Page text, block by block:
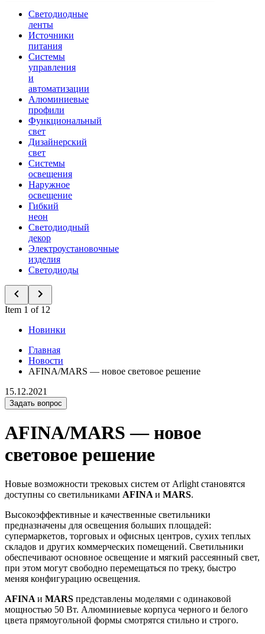
Светодиодные
ленты
Источники
питания
Системы
управления
и
автоматизации
Алюминиевые
профили
Функциональный
свет
Дизайнерский
свет
Системы
освещения
Наружное
освещение
Гибкий
неон
Светодиодный
декор
Электроустановочные
изделия
Светодиоды
Item 1 of 12
Новинки
Главная
Новости
AFINA/MARS — новое световое решение
15.12.2021
Задать вопрос
AFINA/MARS — новое
световое решение
Новые возможности трековых систем от Arlight становятся
доступны со светильниками AFINA и MARS.
Высокоэффективные и качественные светильники
предназначены для освещения больших площадей:
супермаркетов, торговых и офисных центров, сухих теплых
складов и других коммерческих помещений. Светильники
обеспечивают основное освещение и мягкий рассеянный свет,
при этом могут свободно перемещаться по треку, быстро
меняя конфигурацию освещения.
AFINA и MARS представлены моделями с одинаковой
мощностью 50 Вт. Алюминиевые корпуса черного и белого
цвета прямоугольной формы смотрятся стильно и строго.